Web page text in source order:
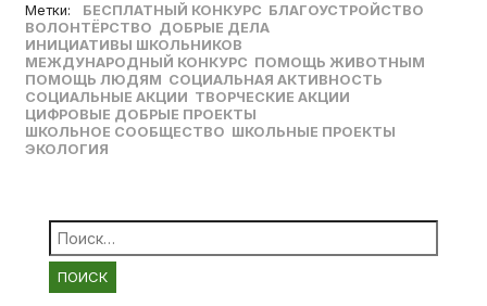
Метки: БЕСПЛАТНЫЙ КОНКУРС БЛАГОУСТРОЙСТВО
ВОЛОНТЁРСТВО ДОБРЫЕ ДЕЛА
ИНИЦИАТИВЫ ШКОЛЬНИКОВ
МЕЖДУНАРОДНЫЙ КОНКУРС ПОМОЩЬ ЖИВОТНЫМ
ПОМОЩЬ ЛЮДЯМ СОЦИАЛЬНАЯ АКТИВНОСТЬ
СОЦИАЛЬНЫЕ АКЦИИ ТВОРЧЕСКИЕ АКЦИИ
ЦИФРОВЫЕ ДОБРЫЕ ПРОЕКТЫ
ШКОЛЬНОЕ СООБЩЕСТВО ШКОЛЬНЫЕ ПРОЕКТЫ
ЭКОЛОГИЯ
Найти: